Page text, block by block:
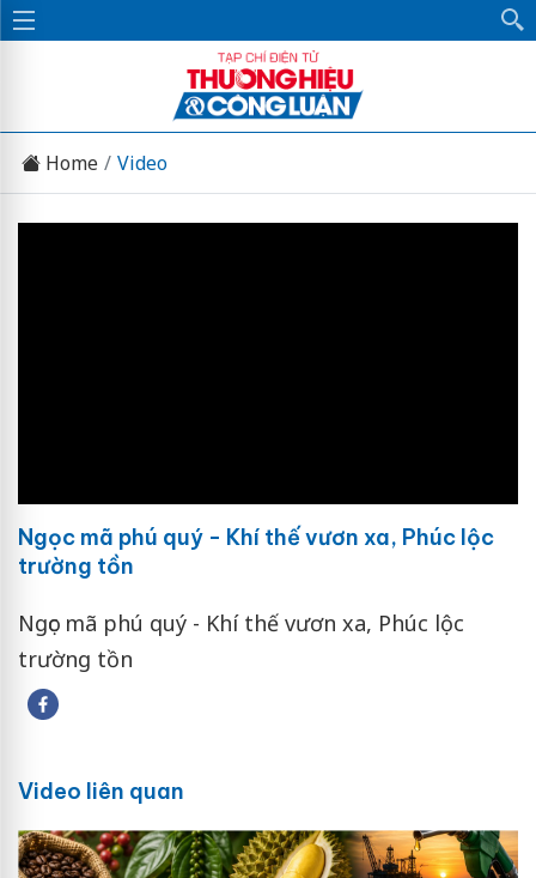
Home Video
Ngọc mã phú quý - Khí thế vươn xa, Phúc lộc
trường tồn
Ngọc mã phú quý - Khí thế vươn xa, Phúc lộc
trường tồn
Video liên quan